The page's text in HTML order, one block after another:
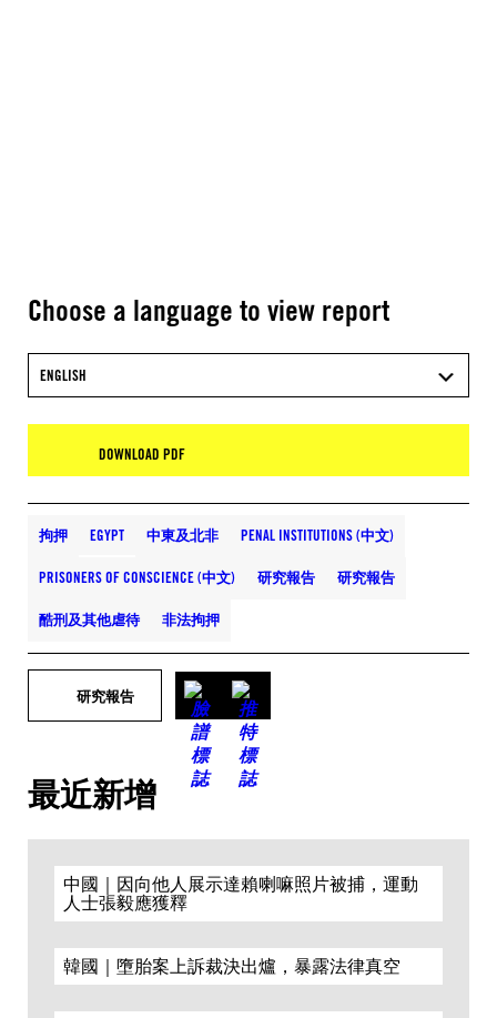
Choose a language to view report
ENGLISH
DOWNLOAD PDF
拘押 EGYPT 中東及北非 PENAL INSTITUTIONS (中文)
PRISONERS OF CONSCIENCE (中文) 研究報告 研究報告
酷刑及其他虐待 非法拘押
研究報告
最近新增
中國｜因向他人展示達賴喇嘛照片被捕，運動
人士張毅應獲釋
韓國｜墮胎案上訴裁決出爐，暴露法律真空